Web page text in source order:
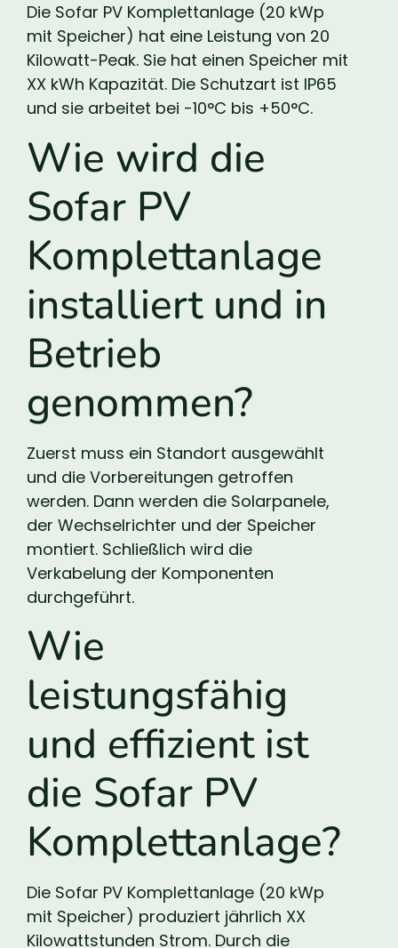
Die Sofar PV Komplettanlage (20 kWp
mit Speicher) hat eine Leistung von 20
Kilowatt-Peak. Sie hat einen Speicher mit
XX kWh Kapazität. Die Schutzart ist IP65
und sie arbeitet bei -10°C bis +50°C.
Wie wird die
Sofar PV
Komplettanlage
installiert und in
Betrieb
genommen?
Zuerst muss ein Standort ausgewählt
und die Vorbereitungen getroffen
werden. Dann werden die Solarpanele,
der Wechselrichter und der Speicher
montiert. Schließlich wird die
Verkabelung der Komponenten
durchgeführt.
Wie
leistungsfähig
und effizient ist
die Sofar PV
Komplettanlage?
Die Sofar PV Komplettanlage (20 kWp
mit Speicher) produziert jährlich XX
Kilowattstunden Strom. Durch die